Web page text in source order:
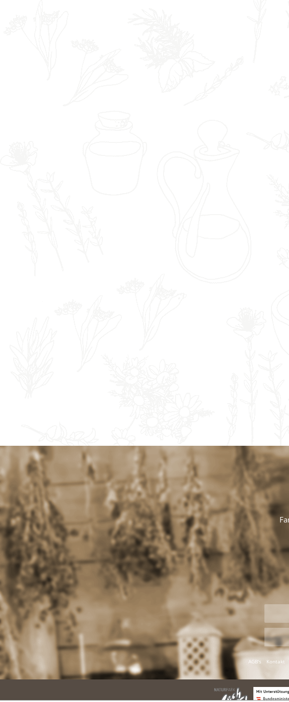
AGB's Kontakt